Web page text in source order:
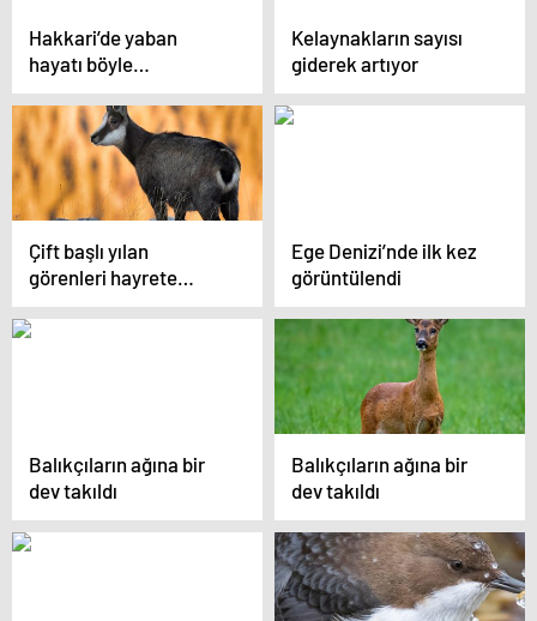
Hakkari’de yaban
hayatı böyle
görüntülendi
Kelaynakların sayısı
giderek artıyor
Çift başlı yılan
görenleri hayrete
düşürdü
Ege Denizi’nde ilk kez
görüntülendi
Balıkçıların ağına bir
dev takıldı
Balıkçıların ağına bir
dev takıldı